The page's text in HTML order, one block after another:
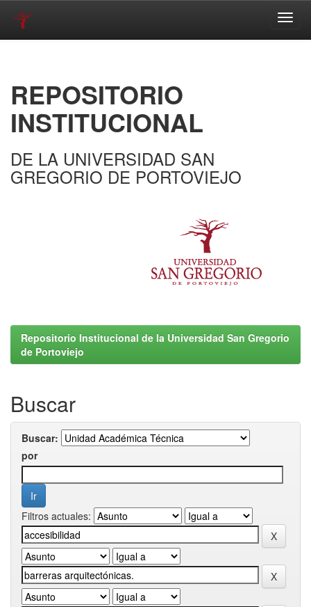
REPOSITORIO
INSTITUCIONAL
DE LA UNIVERSIDAD SAN
GREGORIO DE PORTOVIEJO
Repositorio Institucional de la Universidad San Gregorio
de Portoviejo
Buscar
Buscar:
por
Filtros actuales: